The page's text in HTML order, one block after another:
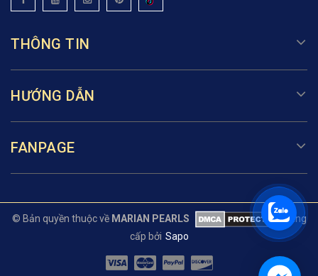
THÔNG TIN
HƯỚNG DẪN
FANPAGE
© Bản quyền thuộc về MARIAN PEARLS
Cung
cấp bởi Sapo